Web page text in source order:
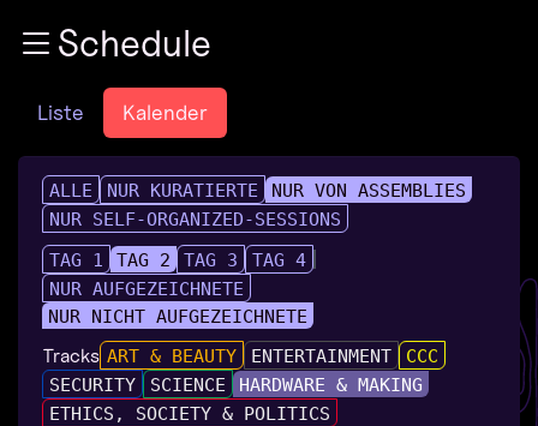
Zum InhaltSchedule
Liste Kalender
ALLE NUR KURATIERTE
NUR VON ASSEMBLIES
NUR SELF-ORGANIZED-SESSIONS
TAG 1
TAG 2 TAG 3
TAG 4
NUR AUFGEZEICHNETE
NUR NICHT AUFGEZEICHNETE
Tracks ART & BEAUTY ENTERTAINMENT
CCC
SECURITY
SCIENCE
HARDWARE & MAKING
ETHICS, SOCIETY & POLITICS